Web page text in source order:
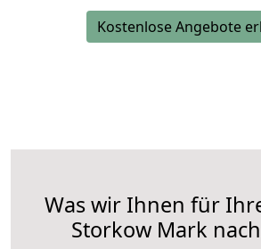
Kostenlose Angebote
Was wir Ihnen für
Storkow Mark